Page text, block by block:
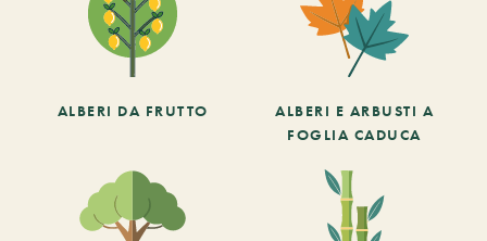
ALBERI DA FRUTTO
ALBERI E ARBUSTI A
FOGLIA CADUCA